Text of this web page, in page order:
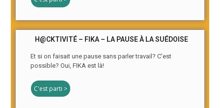
H@CKTIVITÉ – FIKA – LA PAUSE À LA SUÉDOISE
Et si on faisait une pause sans parler travail? C'est
possible? Oui, FIKA est là!
C'est parti >